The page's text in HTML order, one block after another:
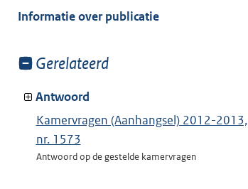
van:
Informatie over publicatie
Toon
van:
Gerelateerd
Antwoord
Kamervragen (Aanhangsel) 2012-2013,
nr. 1573
Antwoord op de gestelde kamervragen